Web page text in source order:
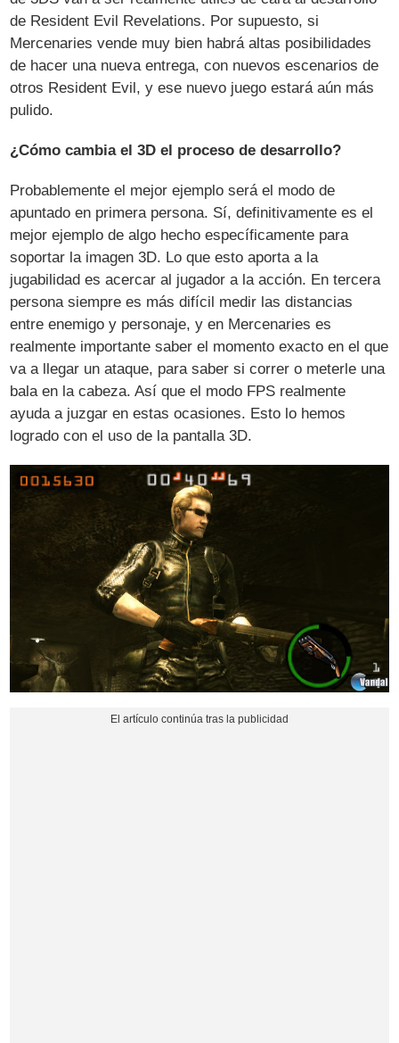
de Resident Evil Revelations. Por supuesto, si
Mercenaries vende muy bien habrá altas posibilidades
de hacer una nueva entrega, con nuevos escenarios de
otros Resident Evil, y ese nuevo juego estará aún más
pulido.
¿Cómo cambia el 3D el proceso de desarrollo?
Probablemente el mejor ejemplo será el modo de
apuntado en primera persona. Sí, definitivamente es el
mejor ejemplo de algo hecho específicamente para
soportar la imagen 3D. Lo que esto aporta a la
jugabilidad es acercar al jugador a la acción. En tercera
persona siempre es más difícil medir las distancias
entre enemigo y personaje, y en Mercenaries es
realmente importante saber el momento exacto en el que
va a llegar un ataque, para saber si correr o meterle una
bala en la cabeza. Así que el modo FPS realmente
ayuda a juzgar en estas ocasiones. Esto lo hemos
logrado con el uso de la pantalla 3D.